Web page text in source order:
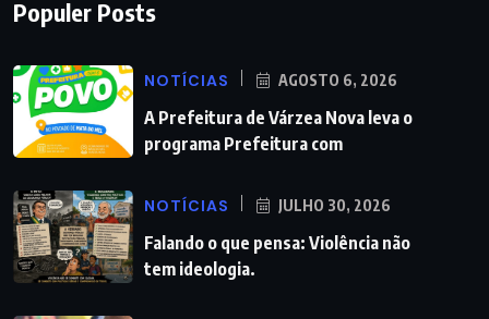
Populer Posts
NOTÍCIAS AGOSTO 6, 2026
A Prefeitura de Várzea Nova leva o
programa Prefeitura com
NOTÍCIAS JULHO 30, 2026
Falando o que pensa: Violência não
tem ideologia.